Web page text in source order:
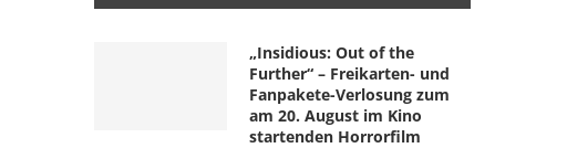
„Insidious: Out of the
Further“ – Freikarten- und
Fanpakete-Verlosung zum
am 20. August im Kino
startenden Horrorfilm